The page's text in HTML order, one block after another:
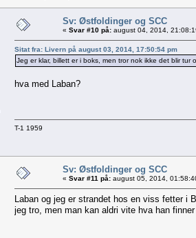
Sv: Østfoldinger og SCC
« Svar #10 på: august 04, 2014,
Sitat fra: Livern på august 03, 2014, 17:50:54 pm
Jeg er klar, billett er i boks, men tror nok ikke det blir
hva med Laban?
T-1 1959
Sv: Østfoldinger og SCC
« Svar #11 på: august 05, 2014,
Laban og jeg er strandet hos en viss fetter i
jeg tro, men man kan aldri vite hva han